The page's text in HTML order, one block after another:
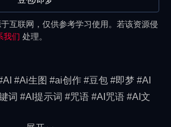
互联网，仅供参考学习使用。若该资源侵
我们 处理。
#Ai生图 #ai创作 #豆包 #即梦 #AI
词 #AI提示词 #咒语 #AI咒语 #AI文